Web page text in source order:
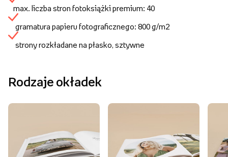
max. liczba stron fotoksiążki premium: 40
gramatura papieru fotograficznego: 800 g/m2
strony rozkładane na płasko, sztywne
Rodzaje okładek